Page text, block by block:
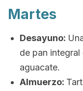
Martes
Desayuno:
de pan
aguacate.
Almuerzo: